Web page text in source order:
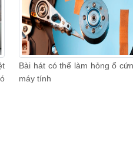
Bài hát có thể làm hỏng ổ
máy tính